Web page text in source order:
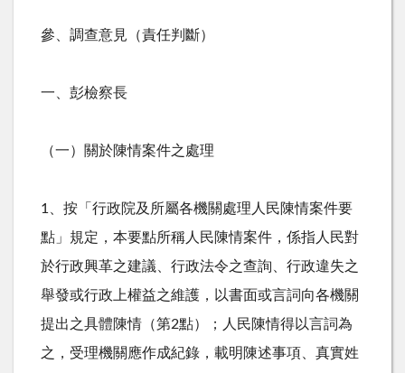
參、調查意見（責任判斷）
一、彭檢察長
（一）關於陳情案件之處理
1、按「行政院及所屬各機關處理人民陳情案件要
點」規定，本要點所稱人民陳情案件，係指人民對
於行政興革之建議、行政法令之查詢、行政違失之
舉發或行政上權益之維護，以書面或言詞向各機關
提出之具體陳情（第2點）；人民陳情得以言詞為
之，受理機關應作成紀錄，載明陳述事項、真實姓